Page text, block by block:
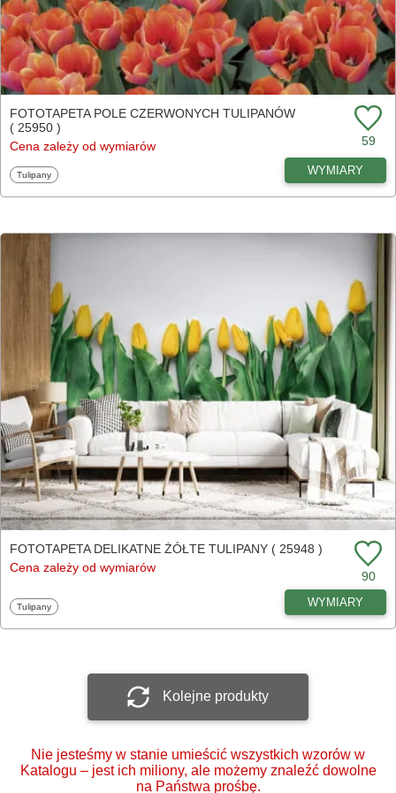
FOTOTAPETA POLE CZERWONYCH TULIPANÓW
( 25950 )
Cena zależy od wymiarów
59
Fototapety
Tulipany WYMIARY
FOTOTAPETA DELIKATNE ŻÓŁTE TULIPANY ( 25948 )
Cena zależy od wymiarów
90
Fototapety
Tulipany WYMIARY
Kolejne produkty
Nie jesteśmy w stanie umieścić wszystkich wzorów w
Katalogu – jest ich miliony, ale możemy znaleźć dowolne
na Państwa prośbę.